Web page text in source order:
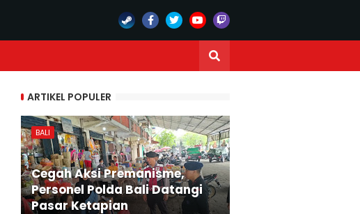
ARTIKEL POPULER
BALI
Cegah Aksi Premanisme,
Personel Polda Bali Datangi
Pasar Ketapian